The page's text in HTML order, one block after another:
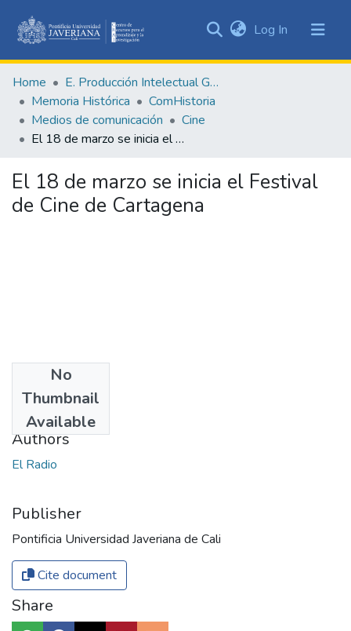
&
Collections
All of DSpace
Log In (current)
Home
E. Producción Intelectual General
Memoria Histórica
ComHistoria
Medios de comunicación
Cine
El 18 de marzo se inicia el Festival de Cine de Cartagena
El 18 de marzo se inicia el Festival
de Cine de Cartagena
No
Thumbnail
Available
1961
Authors
El Radio
Publisher
Pontificia Universidad Javeriana de Cali
Cite document
Share